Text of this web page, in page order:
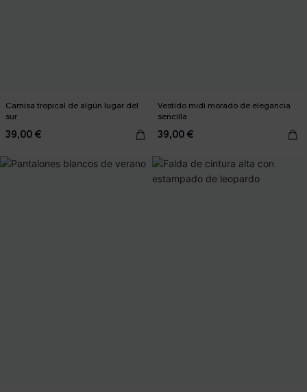
Camisa tropical de algún lugar del
sur
39,00 €
Vestido midi morado de elegancia
sencilla
39,00 €